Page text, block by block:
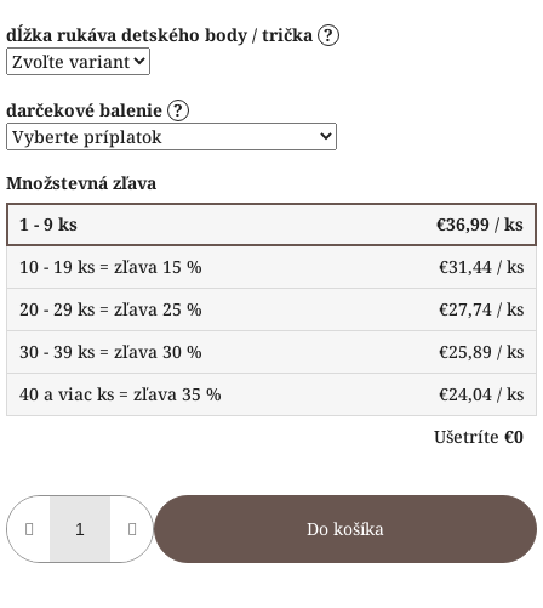
dĺžka rukáva detského body / trička ?
darčekové balenie ?
Množstevná zľava
1 - 9 ks
€36,99 / ks
10 - 19 ks = zľava 15 %
€31,44 / ks
20 - 29 ks = zľava 25 %
€27,74 / ks
30 - 39 ks = zľava 30 %
€25,89 / ks
40 a viac ks = zľava 35 %
€24,04 / ks
Ušetríte €0
Do košíka